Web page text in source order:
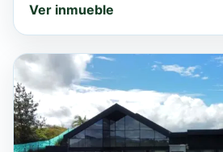
Ver inmueble